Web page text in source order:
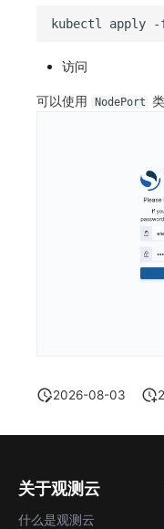
kubectl apply -
访问
可以使用 NodePort
2026-08-03
关于观测云
什么是观测云